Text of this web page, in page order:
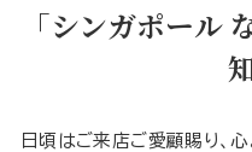
「シンガポール
日頃はご来店ご愛顧賜り、